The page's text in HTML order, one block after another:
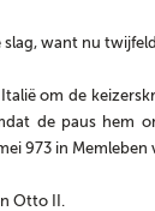
want nu
om de
de paus hem
973 in Memleben
Otto II.